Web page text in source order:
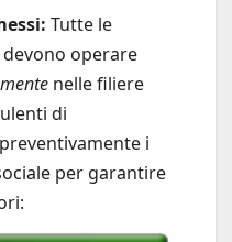
Tutte le
operare
nelle filiere
di
i
per garantire